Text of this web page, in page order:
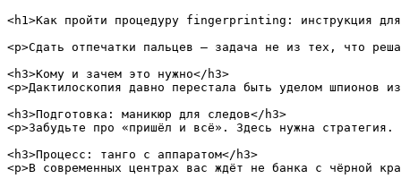
<h1>Как пройти процедуру fingerprinting: инструкция
<p>Сдать отпечатки пальцев — задача не из тех, что
<h3>Кому и зачем это нужно</h3>
<p>Дактилоскопия давно перестала быть уделом
<h3>Подготовка: маникюр для следов</h3>
<p>Забудьте про «пришёл и всё». Здесь нужна
<h3>Процесс: танго с аппаратом</h3>
<p>В современных центрах вас ждёт не банка с чёрной